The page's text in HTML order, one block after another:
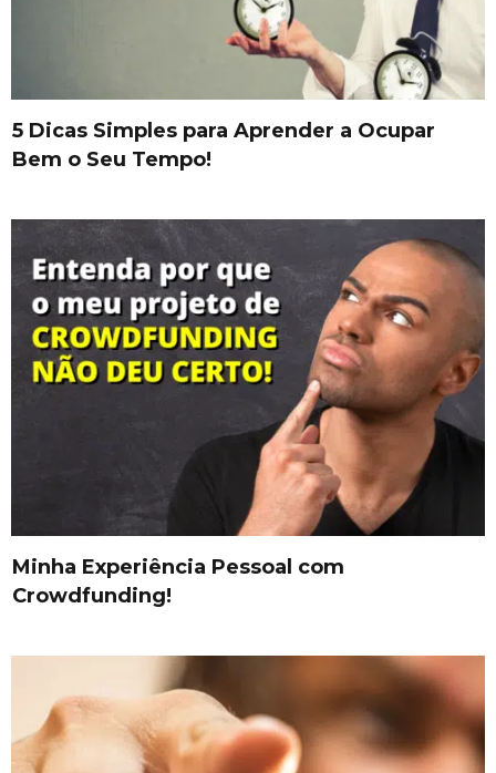
5 Dicas Simples para Aprender a Ocupar
Bem o Seu Tempo!
Minha Experiência Pessoal com
Crowdfunding!